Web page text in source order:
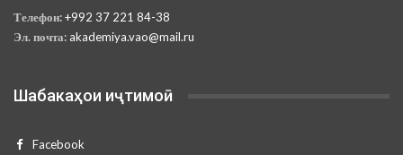
Телефон:+992 37 221 84-38
Эл. почта: akademiya.vao@mail.ru
Шабакаҳои иҷтимоӣ
Facebook